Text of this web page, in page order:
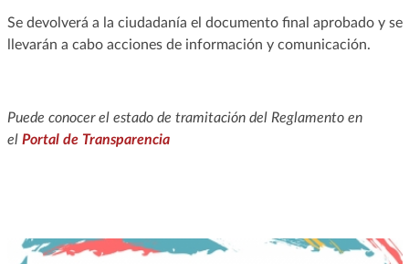
Se devolverá a la ciudadanía el documento final aprobado y se
llevarán a cabo acciones de información y comunicación.
Puede conocer el estado de tramitación del Reglamentoen
el Portal de Transparencia